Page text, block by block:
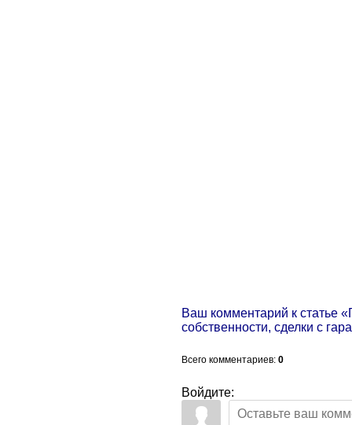
Ваш комментарий к статье
собственности, сделки с
Всего комментариев: 0
Войдите: